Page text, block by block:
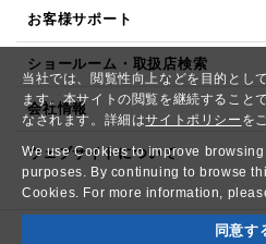
当社では、閲覧性向上などを目的とし
ます。本サイトの閲覧を継続すること
なされます。詳細はサイトポリシー を
We use Cookies to improve
purposes. By continuing to browse
Cookies. For more information,
同意す
お客様サポート
ショールーム・取扱店検索
会社情報
ウェブサイトについて
Copyright© NICHIBEI